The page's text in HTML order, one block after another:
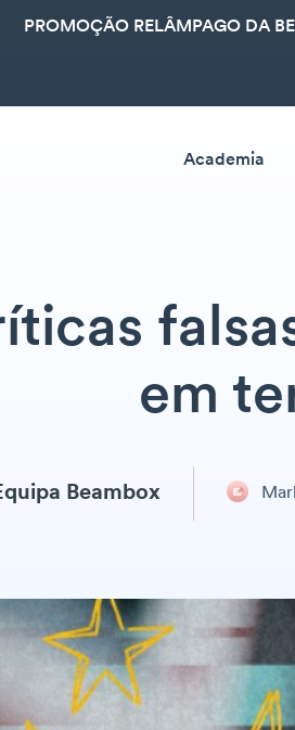
PROMOÇÃO RELÂMPAGO DA
Academia
em
Beambox